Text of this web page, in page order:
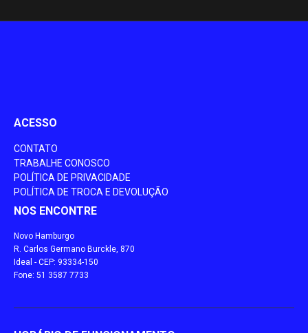
ACESSO
CONTATO
TRABALHE CONOSCO
POLÍTICA DE PRIVACIDADE
POLÍTICA DE TROCA E DEVOLUÇÃO
NOS ENCONTRE
Novo Hamburgo
R. Carlos Germano Burckle, 870
Ideal - CEP: 93334-150
Fone: 51 3587 7733